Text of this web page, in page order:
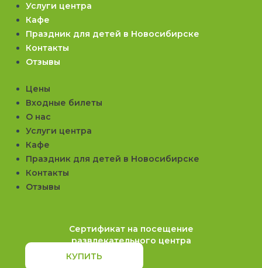
Услуги центра
Кафе
Праздник для детей в Новосибирске
Контакты
Отзывы
Цены
Входные билеты
О нас
Услуги центра
Кафе
Праздник для детей в Новосибирске
Контакты
Отзывы
Сертификат на посещение
развлекательного центра
КУПИТЬ